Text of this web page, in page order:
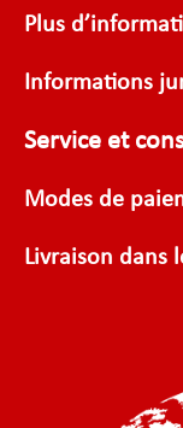
Plus
Informations
Service et
Modes de
Livraison dans